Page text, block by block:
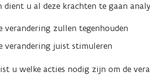
dient u al deze krachten te gaan
verandering zullen tegenhouden
verandering juist stimuleren
u welke acties nodig zijn om de